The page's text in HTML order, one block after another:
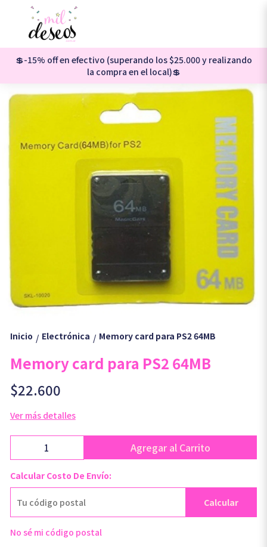
💲-15% off en efectivo (superando los $25.000 y realizando
la compra en el local)💲
Inicio / Electrónica / Memory card para PS2 64MB
Memory card para PS2 64MB
$22.600
Ver más detalles
Agregar al Carrito
Calcular Costo De Envío:
Calcular
No sé mi código postal